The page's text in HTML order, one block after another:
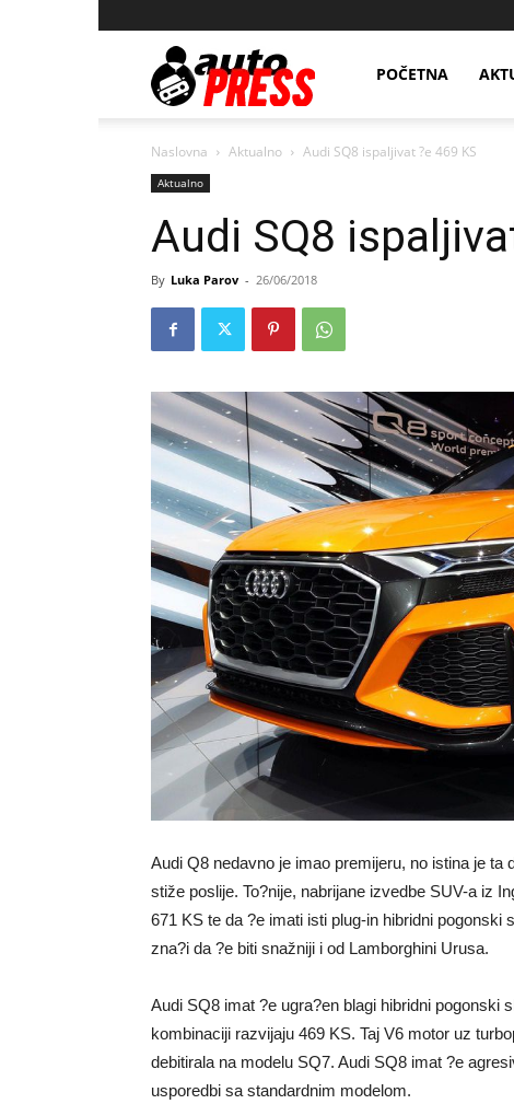
AutopressHRPOČETNA
Naslovna Aktualno Audi SQ8 ispaljivat ?e 469 KS
Aktualno
Audi SQ8
By Luka Parov - 26/06/2018
Audi Q8 nedavno je imao premijeru, no istina je
stiže poslije. To?nije, nabrijane izvedbe SUV-a iz
671 KS te da ?e imati isti plug-in hibridni
zna?i da ?e biti snažniji i od Lamborghini Urusa.
Audi SQ8 imat ?e ugra?en blagi hibridni pogonski
kombinaciji razvijaju 469 KS. Taj V6 motor uz
debitirala na modelu SQ7. Audi SQ8 imat ?e
usporedbi sa standardnim modelom.